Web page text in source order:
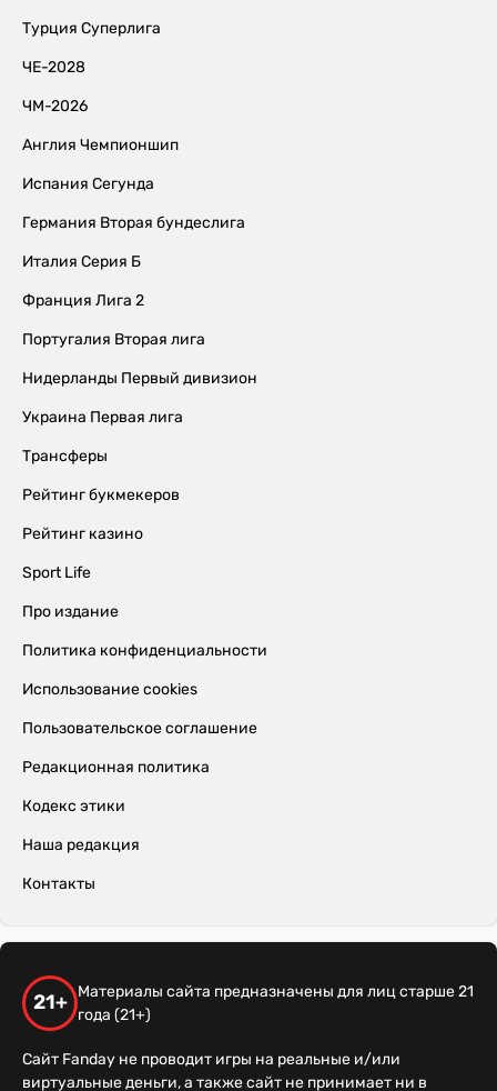
Турция Суперлига
ЧЕ-2028
ЧМ-2026
Англия Чемпионшип
Испания Сегунда
Германия Вторая бундеслига
Италия Серия Б
Франция Лига 2
Португалия Вторая лига
Нидерланды Первый дивизион
Украина Первая лига
Трансферы
Рейтинг букмекеров
Рейтинг казино
Sport Life
Про издание
Политика конфиденциальности
Использование cookies
Пользовательское соглашение
Редакционная политика
Кодекс этики
Наша редакция
Контакты
21+
Материалы сайта предназначены для лиц старше 21
года (21+)
Сайт Fanday не проводит игры на реальные и/или
виртуальные деньги, а также сайт не принимает ни в